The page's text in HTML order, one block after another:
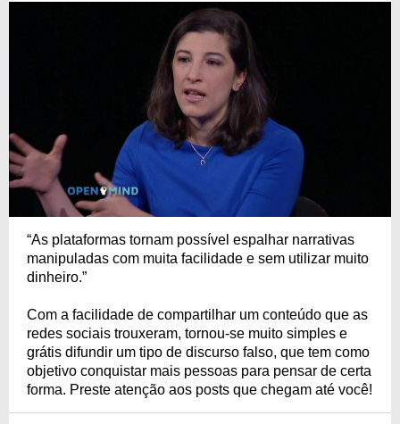
“As plataformas tornam possível espalhar narrativas
manipuladas com muita facilidade e sem utilizar muito
dinheiro.”
Com a facilidade de compartilhar um conteúdo que as
redes sociais trouxeram, tornou-se muito simples e
grátis difundir um tipo de discurso falso, que tem como
objetivo conquistar mais pessoas para pensar de certa
forma. Preste atenção aos posts que chegam até você!